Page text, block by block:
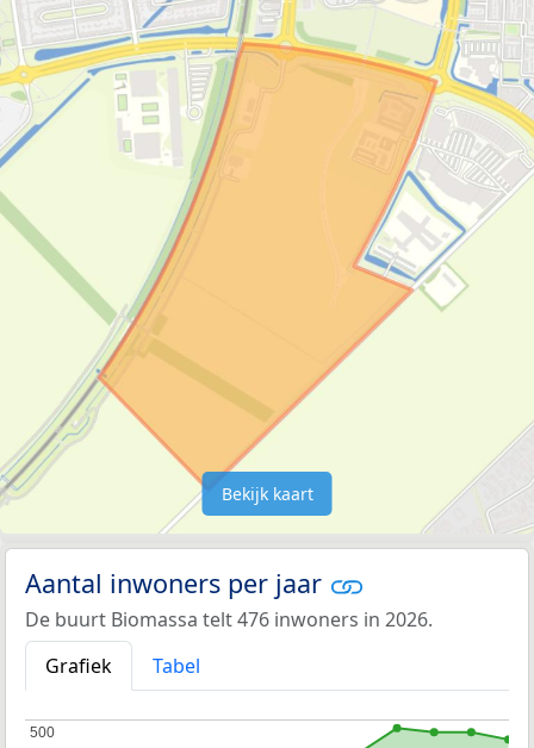
Bekijk kaart
Aantal inwoners per jaar
De buurt Biomassa telt 476 inwoners in 2026.
Grafiek
Tabel
500
500